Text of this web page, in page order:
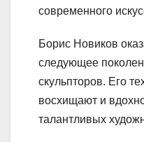
современного
Борис Новиков
следующее
скульпторов. Его
восхищают и
талантливых